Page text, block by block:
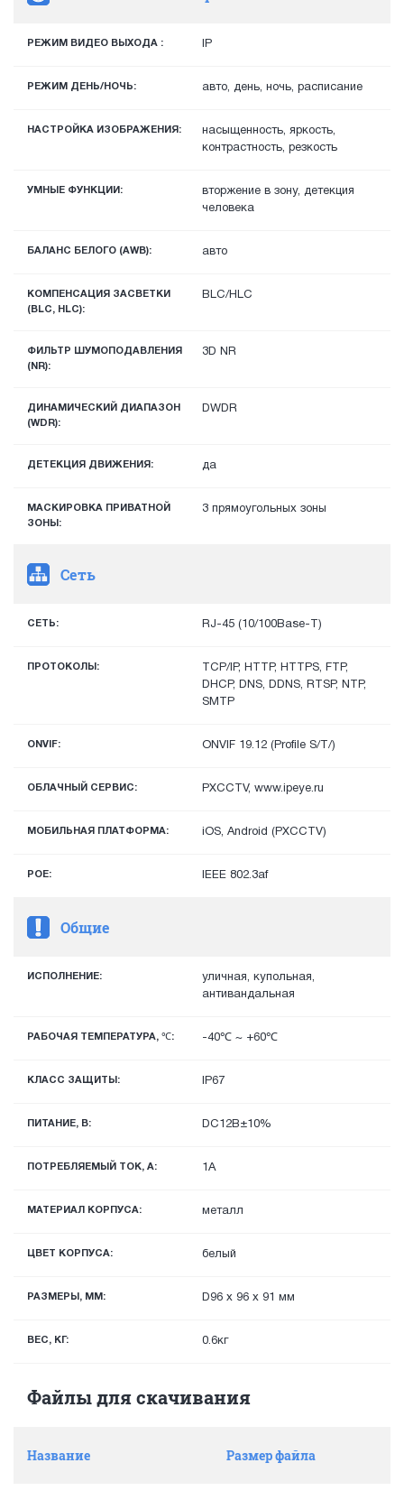
РЕЖИМ ВИДЕО ВЫХОДА : IP
РЕЖИМ ДЕНЬ/НОЧЬ: авто, день, ночь, расписание
НАСТРОЙКА ИЗОБРАЖЕНИЯ:
насыщенность, яркость,
контрастность, резкость
УМНЫЕ ФУНКЦИИ:
вторжение в зону, детекция
человека
БАЛАНС БЕЛОГО (AWB): авто
КОМПЕНСАЦИЯ ЗАСВЕТКИ
(BLC, HLC):
BLC/HLC
ФИЛЬТР ШУМОПОДАВЛЕНИЯ
(NR):
3D NR
ДИНАМИЧЕСКИЙ ДИАПАЗОН
(WDR):
DWDR
ДЕТЕКЦИЯ ДВИЖЕНИЯ: да
МАСКИРОВКА ПРИВАТНОЙ
ЗОНЫ:
3 прямоугольных зоны
Сеть
СЕТЬ: RJ-45 (10/100Base-T)
ПРОТОКОЛЫ:
TCP/IP, HTTP, HTTPS, FTP,
DHCP, DNS, DDNS, RTSP, NTP,
SMTP
ONVIF: ONVIF 19.12 (Profile S/T/)
ОБЛАЧНЫЙ СЕРВИС: PXCCTV, www.ipeye.ru
МОБИЛЬНАЯ ПЛАТФОРМА: iOS, Android (PXCCTV)
POE: IEEE 802.3af
Общие
ИСПОЛНЕНИЕ:
уличная, купольная,
антивандальная
РАБОЧАЯ ТЕМПЕРАТУРА, ℃: -40℃ ~ +60℃
КЛАСС ЗАЩИТЫ: IP67
ПИТАНИЕ, В: DC12В±10%
ПОТРЕБЛЯЕМЫЙ ТОК, А: 1А
МАТЕРИАЛ КОРПУСА: металл
ЦВЕТ КОРПУСА: белый
РАЗМЕРЫ, ММ: D96 x 96 x 91 мм
ВЕС, КГ: 0.6кг
Файлы для скачивания
Название Размер файла